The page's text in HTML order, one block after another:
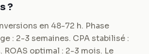
?
en 48-72 h. Phase
: 2-3 semaines. CPA stabilisé :
ROAS optimal : 2-3 mois. Le